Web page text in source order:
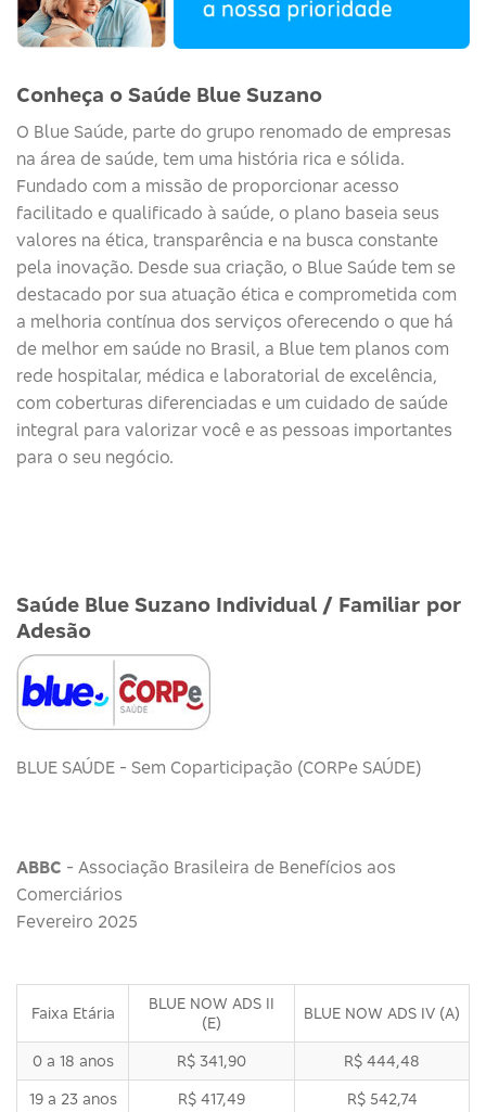
Conheça o Saúde Blue Suzano
O Blue Saúde, parte do grupo renomado de empresas
na área de saúde, tem uma história rica e sólida.
Fundado com a missão de proporcionar acesso
facilitado e qualificado à saúde, o plano baseia seus
valores na ética, transparência e na busca constante
pela inovação. Desde sua criação, o Blue Saúde tem se
destacado por sua atuação ética e comprometida com
a melhoria contínua dos serviços oferecendo o que há
de melhor em saúde no Brasil, a Blue tem planos com
rede hospitalar, médica e laboratorial de excelência,
com coberturas diferenciadas e um cuidado de saúde
integral para valorizar você e as pessoas importantes
para o seu negócio.
Saúde Blue Suzano Individual / Familiar por
Adesão
BLUE SAÚDE - Sem Coparticipação (CORPe SAÚDE)
ABBC - Associação Brasileira de Benefícios aos
Comerciários
Fevereiro 2025
Faixa Etária
BLUE NOW ADS II
(E)
BLUE NOW ADS IV (A)
0 a 18 anos R$ 341,90 R$ 444,48
19 a 23 anos R$ 417,49 R$ 542,74